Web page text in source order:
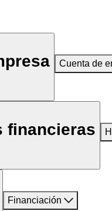
Cuenta de
financieras
Financiación